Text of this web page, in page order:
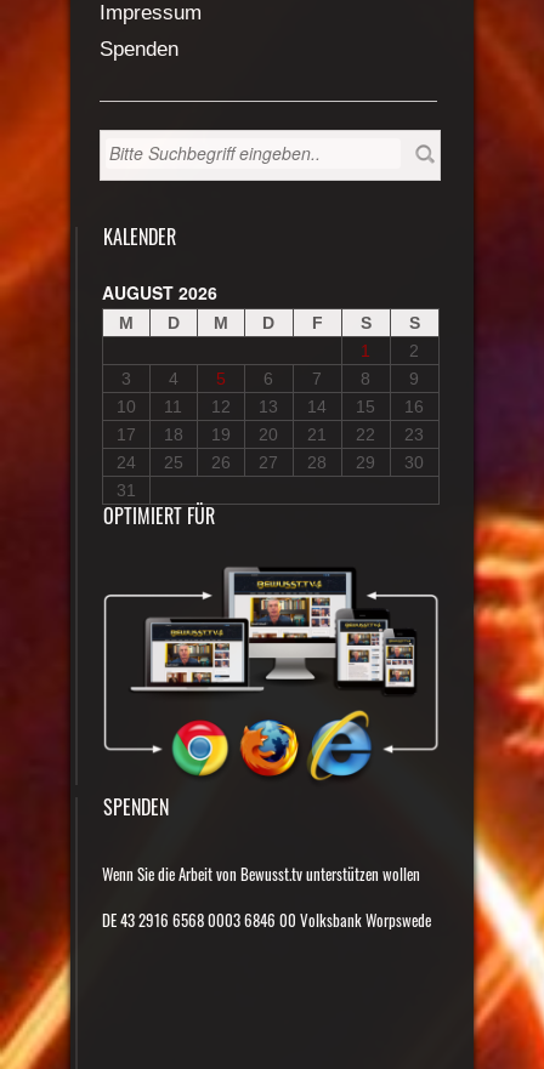
Impressum
Spenden
KALENDER
AUGUST 2026
M D M D F S
S
1
2
3
4 5 6 7 8
9
10
11 12 13 14 15
16
17
18 19 20 21 22
23
24
25 26 27 28 29
30
31
OPTIMIERT FÜR
SPENDEN
Wenn Sie die Arbeit von Bewusst.tv unterstützen wollen
DE 43 2916 6568 0003 6846 00 Volksbank Worpswede